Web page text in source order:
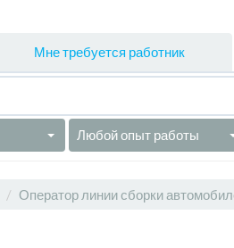
Мне требуется работник
Любой опыт работы
Оператор линии сборки